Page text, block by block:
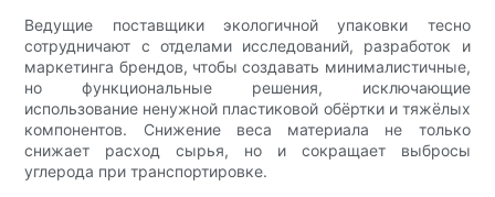
Ведущие поставщики экологичной упаковки тесно
сотрудничают с отделами исследований, разработок и
маркетинга брендов, чтобы создавать минималистичные,
но функциональные решения, исключающие
использование ненужной пластиковой обёртки и тяжёлых
компонентов. Снижение веса материала не только
снижает расход сырья, но и сокращает выбросы
углерода при транспортировке.